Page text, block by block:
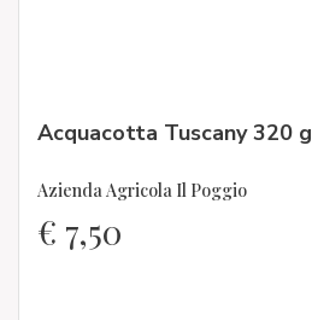
Acquacotta Tuscany 320 g
Azienda Agricola Il Poggio
€ 7,50